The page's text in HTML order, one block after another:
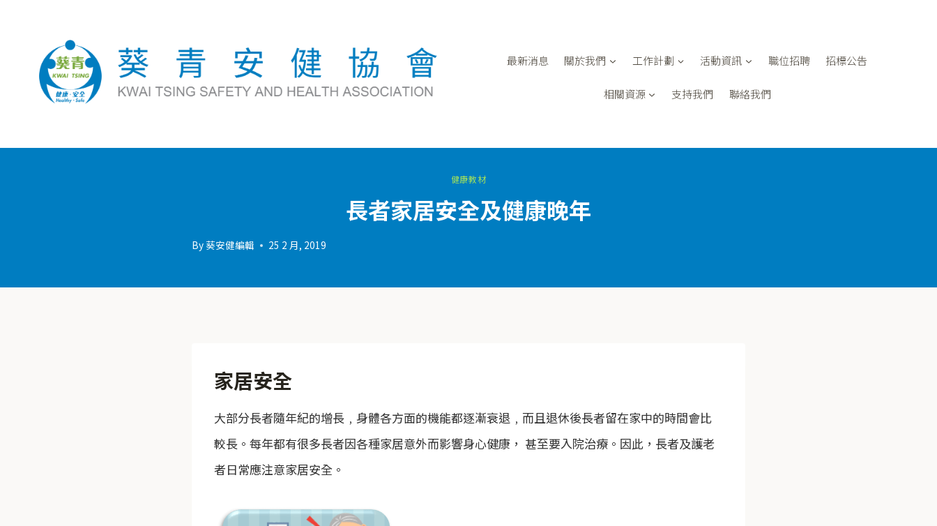
最新消息 關於我們 工作計劃 活動資訊 職位招聘 招標公告
相關資源 支持我們 聯絡我們
健康教材
長者家居安全及健康晚年
By 葵安健編輯 25 2 月, 2019
家居安全
大部分長者隨年紀的增長﹐身體各方面的機能都逐漸衰退﹐而且退休後長者留在家中的時間會比
較長。每年都有很多長者因各種家居意外而影響身心健康， 甚至要入院治療。因此，長者及護老
者日常應注意家居安全。